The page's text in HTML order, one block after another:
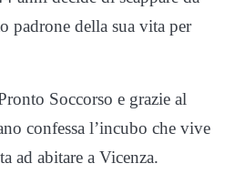
padrone della sua vita per
Soccorso e grazie al
confessa l’incubo che vive
ad abitare a Vicenza.